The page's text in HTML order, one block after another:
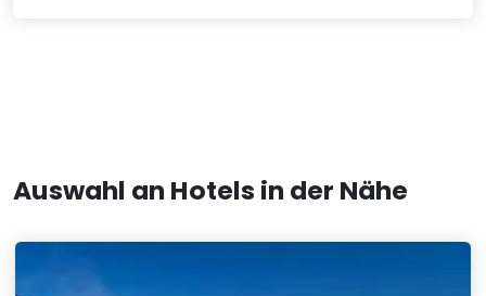
Auswahl an Hotels in der Nähe